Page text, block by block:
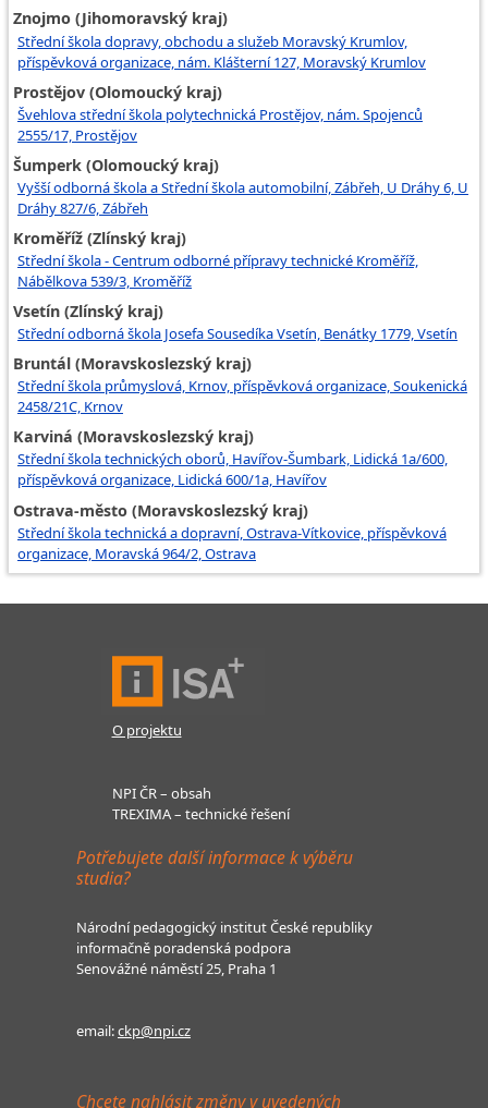
Znojmo (Jihomoravský kraj)
Střední škola dopravy, obchodu a služeb Moravský Krumlov,
příspěvková organizace, nám. Klášterní 127, Moravský Krumlov
Prostějov (Olomoucký kraj)
Švehlova střední škola polytechnická Prostějov, nám. Spojenců
2555/17, Prostějov
Šumperk (Olomoucký kraj)
Vyšší odborná škola a Střední škola automobilní, Zábřeh, U Dráhy 6, U
Dráhy 827/6, Zábřeh
Kroměříž (Zlínský kraj)
Střední škola - Centrum odborné přípravy technické Kroměříž,
Nábělkova 539/3, Kroměříž
Vsetín (Zlínský kraj)
Střední odborná škola Josefa Sousedíka Vsetín, Benátky 1779, Vsetín
Bruntál (Moravskoslezský kraj)
Střední škola průmyslová, Krnov, příspěvková organizace, Soukenická
2458/21C, Krnov
Karviná (Moravskoslezský kraj)
Střední škola technických oborů, Havířov-Šumbark, Lidická 1a/600,
příspěvková organizace, Lidická 600/1a, Havířov
Ostrava-město (Moravskoslezský kraj)
Střední škola technická a dopravní, Ostrava-Vítkovice, příspěvková
organizace, Moravská 964/2, Ostrava
O projektu
NPI ČR – obsah
TREXIMA – technické řešení
Potřebujete další informace k výběru
studia?
Národní pedagogický institut České republiky
informačně poradenská podpora
Senovážné náměstí 25, Praha 1
email:ckp@npi.cz
Chcete nahlásit změny v uvedených